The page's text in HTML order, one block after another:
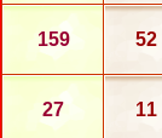
52
159
11
27